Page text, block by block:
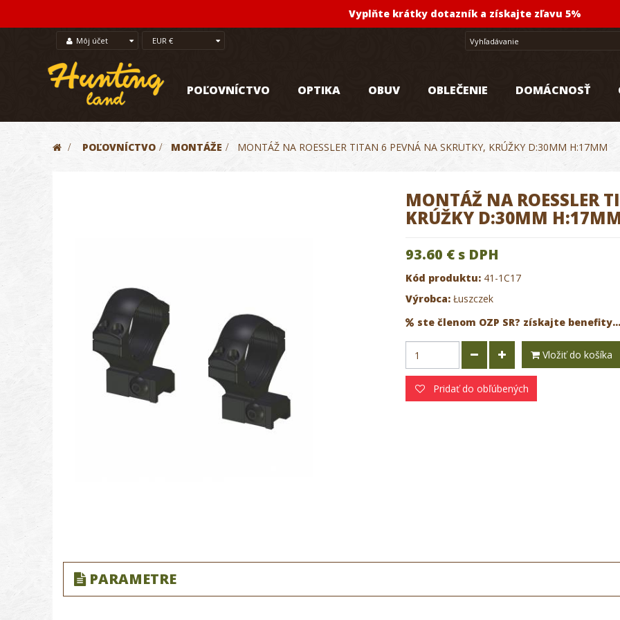
Vyplňte krátky dotazník a získajte zľavu 5%
Môj účet EUR €
POĽOVNÍCTVO OPTIKA OBUV OBLEČENIE DOMÁCNOSŤ
> POĽOVNÍCTVO > MONTÁŽE > MONTÁŽ NA ROESSLER TITAN 6 PEVNÁ NA SKRUTKY, KRÚŽKY D:30MM H:17MM
MONTÁŽ NA ROESSLER
KRÚŽKY D:30MM
93.60 €s DPH
Kód produktu: 41-1C17
Výrobca: Łuszczek
ste členom OZP SR? získajte benefity...
Vložiť do košíka
Pridať do obľúbených
PARAMETRE